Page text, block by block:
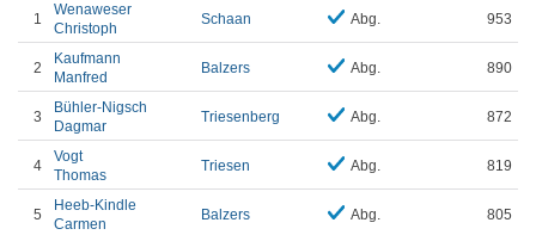
1
Wenaweser
Christoph
Schaan Abg. 953
2
Kaufmann
Manfred
Balzers Abg. 890
3
Bühler-Nigsch
Dagmar
Triesenberg Abg. 872
4
Vogt
Thomas
Triesen Abg. 819
5
Heeb-Kindle
Carmen
Balzers Abg. 805